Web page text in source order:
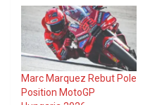
Marc Marquez Rebut Pole
Position MotoGP